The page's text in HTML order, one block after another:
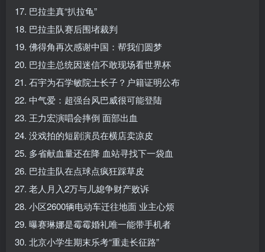
17. 巴拉圭真“扒拉龟”
18. 巴拉圭队赛后围堵裁判
19. 佛得角再次感谢中国：帮我们圆梦
20. 巴拉圭总统因迷信不敢现场看世界杯
21. 石宇为石学敏院士长子？户籍证明公布
22. 中气爱：超强台风巴威很可能登陆
23. 王力宏演唱会摔倒 面部出血
24. 没戏拍的短剧演员在横店卖凉皮
25. 多省献血量还在降 血站寻找下一袋血
26. 巴拉圭队在点球点疯狂踩草皮
27. 老人月入2万与儿媳争财产败诉
28. 小区2600辆电动车迁往地面 业主心烦
29. 曝赛琳娜是霉霉婚礼唯一能带手机者
30. 北京小学生期末乐考“重走长征路”